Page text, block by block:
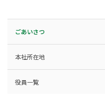
ごあいさつ
本社所在地
役員一覧